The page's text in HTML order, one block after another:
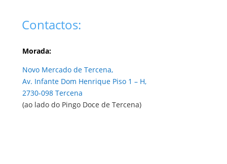
Contactos:
Morada:
Novo Mercado de Tercena,
Av. Infante Dom Henrique Piso 1 – H,
2730-098 Tercena
(ao lado do Pingo Doce de Tercena)